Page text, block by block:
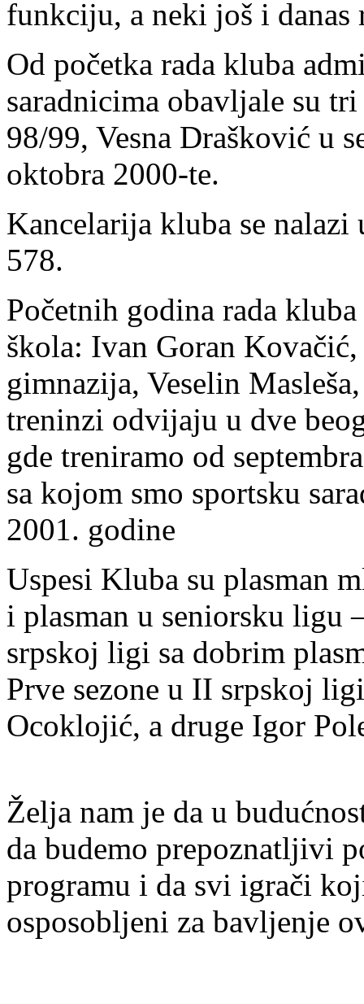
funkciju, a neki još i danas
Od početka rada kluba
saradnicima obavljale su
98/99, Vesna Drašković u
oktobra 2000-te.
Kancelarija kluba se
578.
Početnih godina rada
škola: Ivan Goran
gimnazija, Veselin
treninzi odvijaju u dve
gde treniramo od
sa kojom smo sportsku
2001. godine
Uspesi Kluba su plasman
i plasman u seniorsku ligu
srpskoj ligi sa dobrim
Prve sezone u II srpskoj
Ocoklojić, a druge Igor
Želja nam je da u
da budemo prepoznatljivi
programu i da svi igrači
osposobljeni za bavljenje